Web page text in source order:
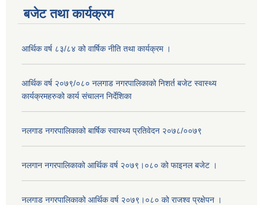
बजेट तथा कार्यक्रम
आर्थिक वर्ष ८३/८४ को वार्षिक नीति तथा कार्यक्रम ।
आर्थिक वर्ष २०७९/०८० नलगाड नगरपालिकाको निशर्त बजेट स्वास्थ्य
कार्यक्रमहरुको कार्य संचालन निर्देशिका
नलगाड नगरपालिकाको बार्षिक स्वास्थ्य प्रतिवेदन २०७८/००७९
नलगान नगरपालिकाको आर्थिक वर्ष २०७९।०८० को फाइनल बजेट ।
नलगाड नगरपालिकाको आर्थिक वर्ष २०७९।०८० को राजश्व प्रक्षेपन ।